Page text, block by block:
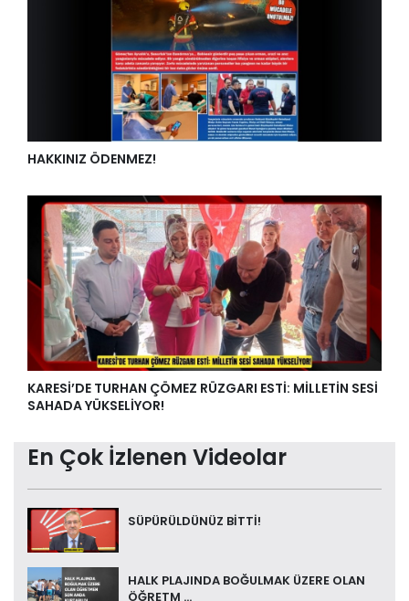
HAKKINIZ ÖDENMEZ!
KARESİ’DE TURHAN ÇÖMEZ RÜZGARI ESTİ: MİLLETİN SESİ
SAHADA YÜKSELİYOR!
En Çok İzlenen Videolar
SÜPÜRÜLDÜNÜZ BİTTİ!
HALK PLAJINDA BOĞULMAK ÜZERE OLAN
ÖĞRETM ...